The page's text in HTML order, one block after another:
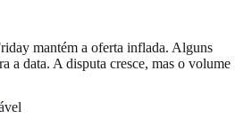
mantém a oferta inflada. Alguns
a data. A disputa cresce, mas o volume